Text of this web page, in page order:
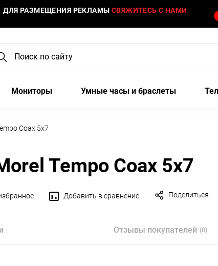
ДЛЯ РАЗМЕЩЕНИЯ РЕКЛАМЫ СВЯЖИТЕСЬ С НАМИ
Мониторы Умные часы и браслеты
Coax 5x7
Tempo Coax 5x7
Добавить в сравнение Поделиться
Отзывы покупателей (0)